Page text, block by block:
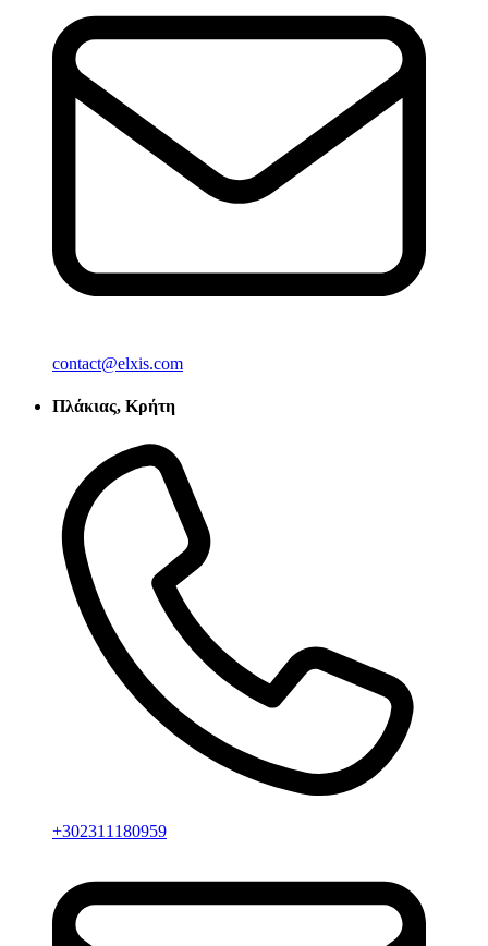
contact@elxis.com
Πλάκιας, Κρήτη
+302311180959